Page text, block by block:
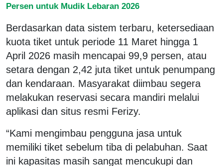
Persen untuk Mudik Lebaran 2026
Berdasarkan data sistem terbaru, ketersediaan
kuota tiket untuk periode 11 Maret hingga 1
April 2026 masih mencapai 99,9 persen, atau
setara dengan 2,42 juta tiket untuk penumpang
dan kendaraan. Masyarakat diimbau segera
melakukan reservasi secara mandiri melalui
aplikasi dan situs resmi Ferizy.
“Kami mengimbau pengguna jasa untuk
memiliki tiket sebelum tiba di pelabuhan. Saat
ini kapasitas masih sangat mencukupi dan